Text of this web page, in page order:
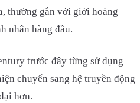
thường gắn với giới hoàng
nhân hàng đầu.
trước đây từng sử dụng
chuyển sang hệ truyền động
hơn.